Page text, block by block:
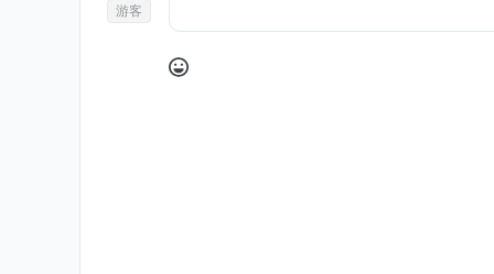
游客